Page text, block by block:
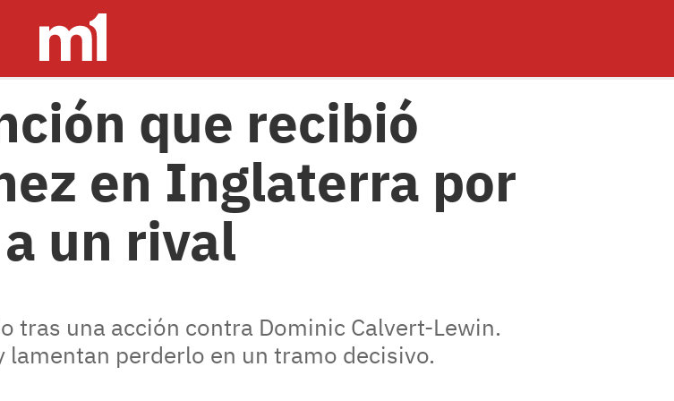
que recibió
en Inglaterra por
un rival
tras una acción contra Dominic Calvert-Lewin.
perderlo en un tramo decisivo.